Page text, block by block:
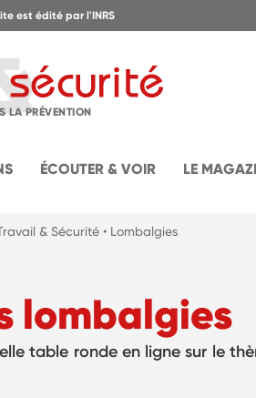
est édité par l'INRS
LA PRÉVENTION
ÉCOUTER & VOIR LE
& Sécurité • Lombalgies
lombalgies
table ronde en ligne sur le